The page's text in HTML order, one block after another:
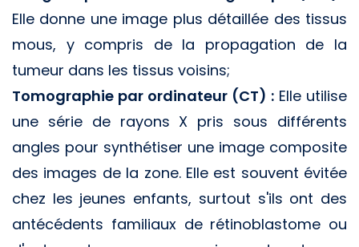
Elle donne une image plus détaillée des tissus
mous, y compris de la propagation de la
tumeur dans les tissus voisins;
Tomographie par ordinateur (CT) : Elle utilise
une série de rayons X pris sous différents
angles pour synthétiser une image composite
des images de la zone. Elle est souvent évitée
chez les jeunes enfants, surtout s'ils ont des
antécédents familiaux de rétinoblastome ou